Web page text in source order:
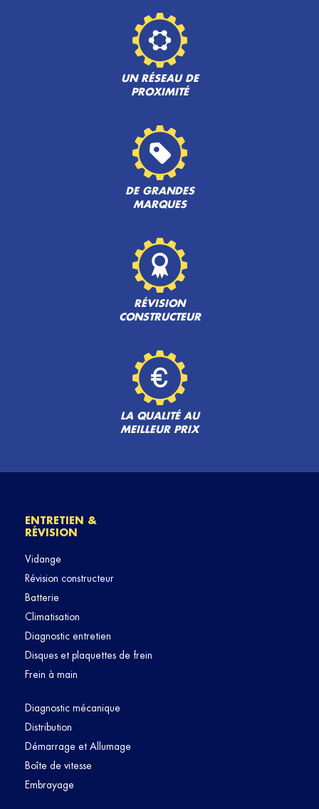
UN RÉSEAU DE
PROXIMITÉ
DE GRANDES
MARQUES
RÉVISION
CONSTRUCTEUR
LA QUALITÉ AU
MEILLEUR PRIX
ENTRETIEN &
RÉVISION
Vidange
Révision constructeur
Batterie
Climatisation
Diagnostic entretien
Disques et plaquettes de frein
Frein à main
Diagnostic mécanique
Distribution
Démarrage et Allumage
Boîte de vitesse
Embrayage